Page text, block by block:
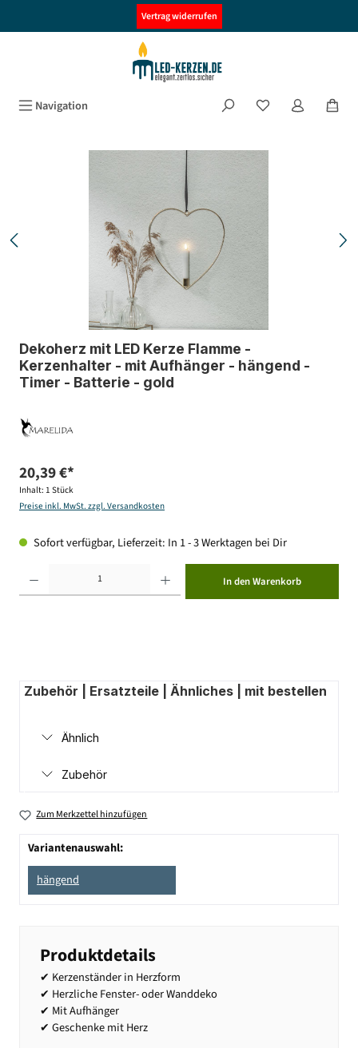
Vertrag widerrufen
Navigation
Dekoherz mit LED Kerze Flamme -
Kerzenhalter - mit Aufhänger - hängend -
Timer - Batterie - gold
20,39 €*
Inhalt: 1 Stück
Preise inkl. MwSt. zzgl. Versandkosten
Sofort verfügbar, Lieferzeit: In 1 - 3 Werktagen bei Dir
In den Warenkorb
Zubehör | Ersatzteile | Ähnliches | mit bestellen
Ähnlich
Zubehör
Zum Merkzettel hinzufügen
Variantenauswahl:
hängend
Produktdetails
✔ Kerzenständer in Herzform
✔ Herzliche Fenster- oder Wanddeko
✔ Mit Aufhänger
✔ Geschenke mit Herz